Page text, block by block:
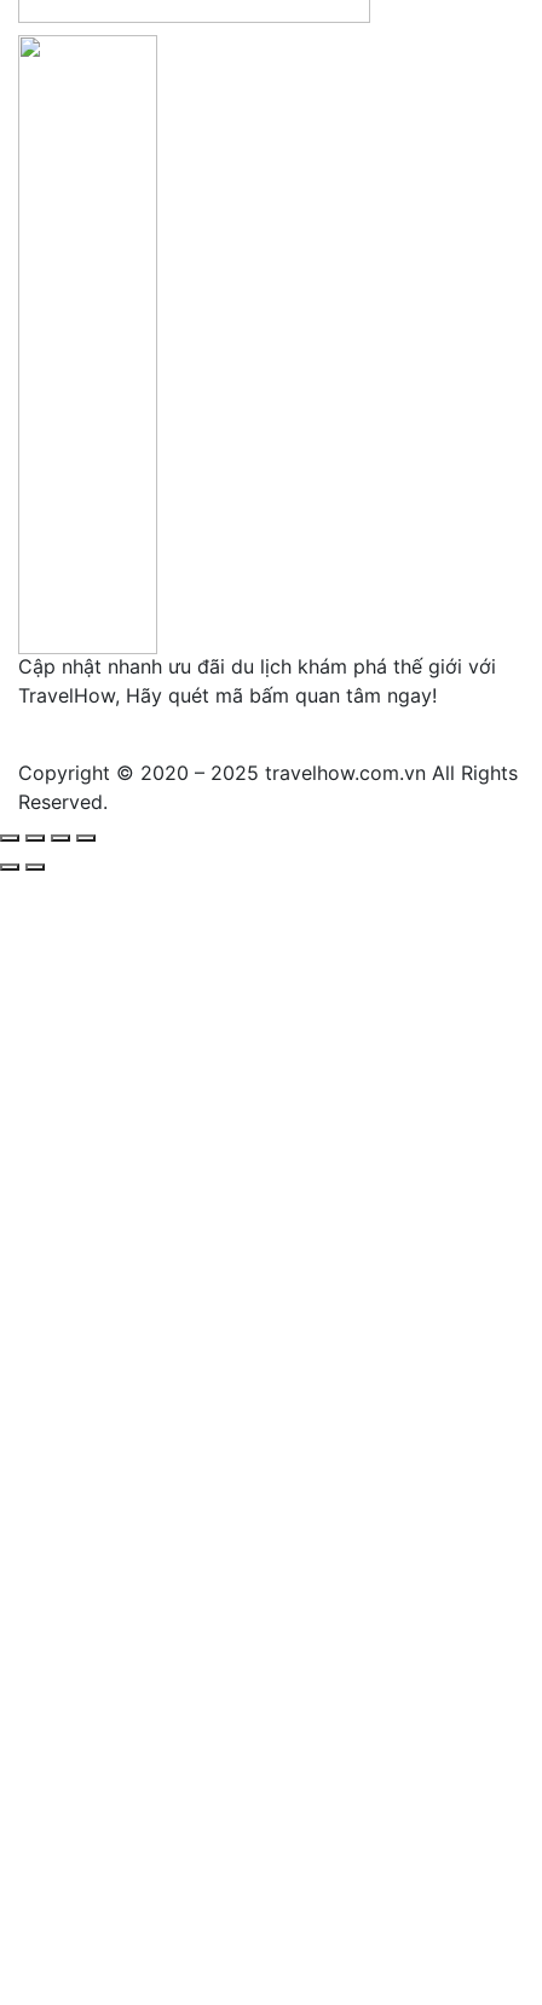
Cập nhật nhanh ưu đãi du lịch khám phá thế giới với
TravelHow, Hãy quét mã bấm quan tâm ngay!
Copyright © 2020 – 2025 travelhow.com.vn All Rights
Reserved.